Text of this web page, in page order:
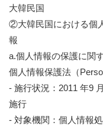
大韓民国
②大韓民国における個
報
a.個人情報の保護に関
個人情報保護法（
- 施行状況：2011 年9
施行
- 対象機関：個人情報